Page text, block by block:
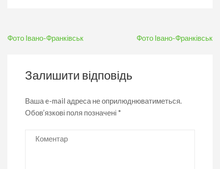
Навігація
Фото Івано-Франківськ Фото Івано-Франківськ
Залишити відповідь
Ваша e-mail адреса не оприлюднюватиметься.
Обов’язкові поля позначені *
Коментар